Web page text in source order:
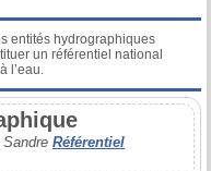
entités hydrographiques
un référentiel national
l’eau.
Référentiel